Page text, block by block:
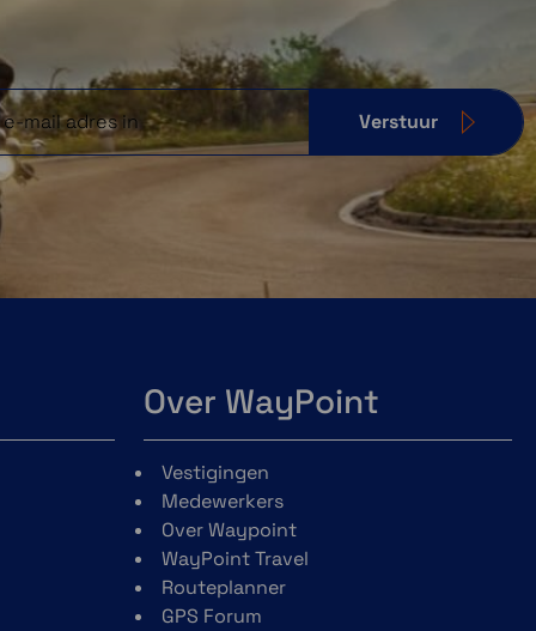
Verstuur
Over WayPoint
Vestigingen
Medewerkers
Over Waypoint
WayPoint Travel
Routeplanner
GPS Forum